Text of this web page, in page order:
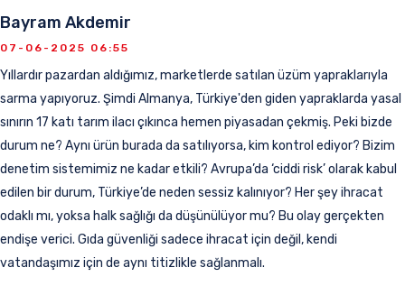
Bayram Akdemir
07-06-2025 06:55
Yıllardır pazardan aldığımız, marketlerde satılan üzüm yapraklarıyla
sarma yapıyoruz. Şimdi Almanya, Türkiye'den giden yapraklarda yasal
sınırın 17 katı tarım ilacı çıkınca hemen piyasadan çekmiş. Peki bizde
durum ne? Aynı ürün burada da satılıyorsa, kim kontrol ediyor? Bizim
denetim sistemimiz ne kadar etkili? Avrupa’da ‘ciddi risk’ olarak kabul
edilen bir durum, Türkiye’de neden sessiz kalınıyor? Her şey ihracat
odaklı mı, yoksa halk sağlığı da düşünülüyor mu? Bu olay gerçekten
endişe verici. Gıda güvenliği sadece ihracat için değil, kendi
vatandaşımız için de aynı titizlikle sağlanmalı.